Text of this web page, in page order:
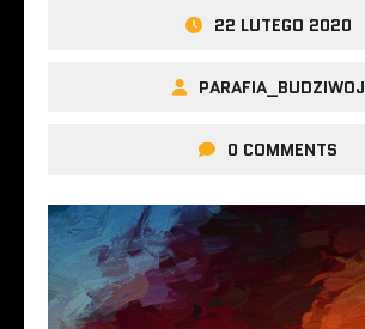
22 LUTEGO 2020
PARAFIA_BUDZIWOJ
0 COMMENTS